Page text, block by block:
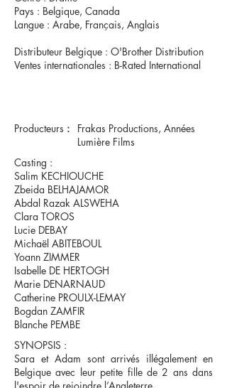
Pays : Belgique, Canada
Langue : Arabe, Français, Anglais
Distributeur Belgique : O'Brother Distribution
Ventes internationales : B-Rated International
Producteurs :
Frakas Productions, Années
Lumière Films
Casting :
Salim KECHIOUCHE
Zbeida BELHAJAMOR
Abdal Razak ALSWEHA
Clara TOROS
Lucie DEBAY
Michaël ABITEBOUL
Yoann ZIMMER
Isabelle DE HERTOGH
Marie DENARNAUD
Catherine PROULX-LEMAY
Bogdan ZAMFIR
Blanche PEMBE
SYNOPSIS :
Sara et Adam sont arrivés illégalement en
Belgique avec leur petite fille de 2 ans dans